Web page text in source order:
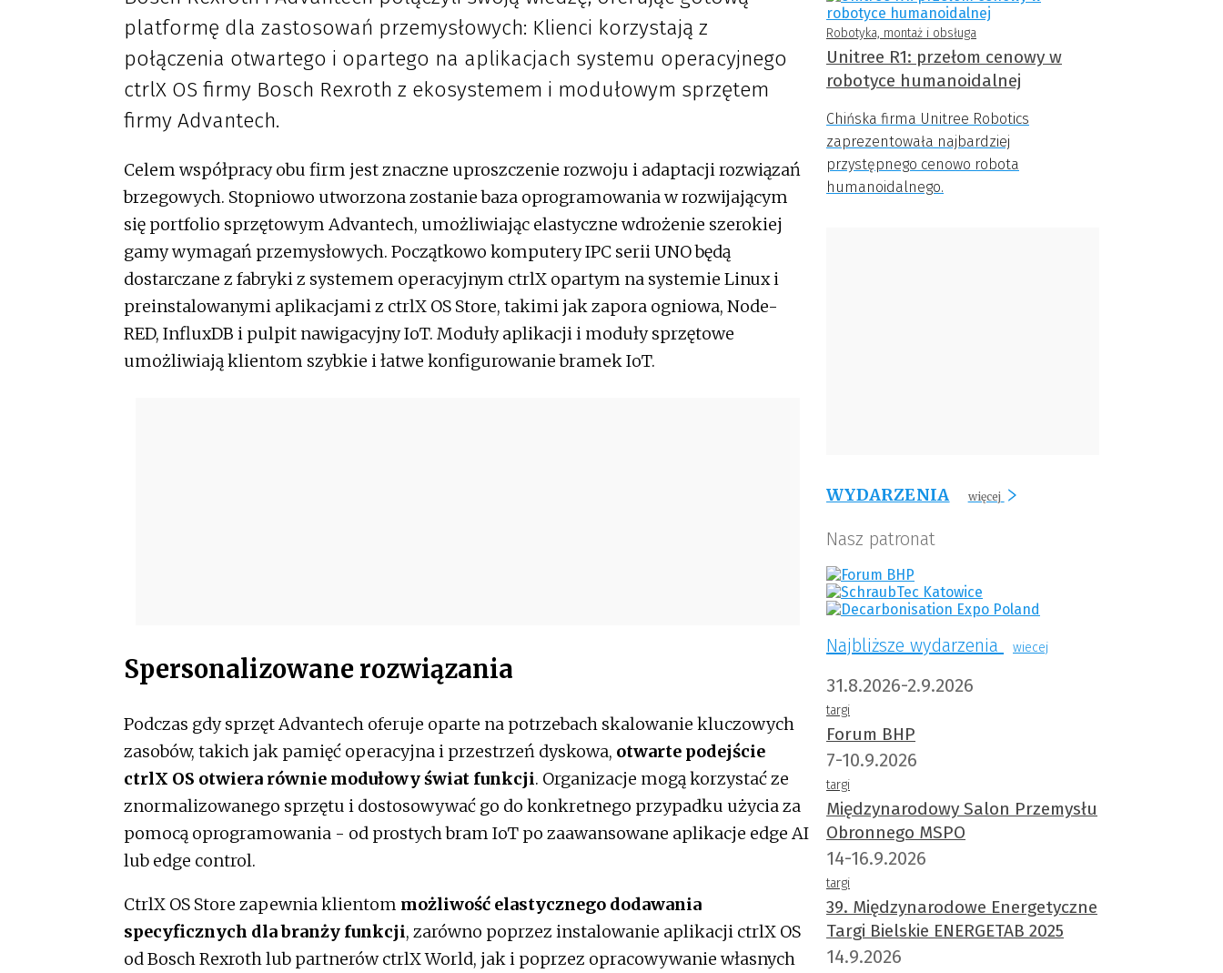
platformę dla zastosowań przemysłowych: Klienci korzystają z
połączenia otwartego i opartego na aplikacjach systemu operacyjnego
ctrlX OS firmy Bosch Rexroth z ekosystemem i modułowym sprzętem
firmy Advantech.
Celem współpracy obu firm jest znaczne uproszczenie rozwoju i adaptacji rozwiązań
brzegowych. Stopniowo utworzona zostanie baza oprogramowania w rozwijającym
się portfolio sprzętowym Advantech, umożliwiając elastyczne wdrożenie szerokiej
gamy wymagań przemysłowych. Początkowo komputery IPC serii UNO będą
dostarczane z fabryki z systemem operacyjnym ctrlX opartym na systemie Linux i
preinstalowanymi aplikacjami z ctrlX OS Store, takimi jak zapora ogniowa, Node-
RED, InfluxDB i pulpit nawigacyjny IoT. Moduły aplikacji i moduły sprzętowe
umożliwiają klientom szybkie i łatwe konfigurowanie bramek IoT.
Spersonalizowane rozwiązania
Podczas gdy sprzęt Advantech oferuje oparte na potrzebach skalowanie kluczowych
zasobów, takich jak pamięć operacyjna i przestrzeń dyskowa, otwarte podejście
ctrlX OS otwiera równie modułowy świat funkcji. Organizacje mogą korzystać ze
znormalizowanego sprzętu i dostosowywać go do konkretnego przypadku użycia za
pomocą oprogramowania - od prostych bram IoT po zaawansowane aplikacje edge AI
lub edge control.
CtrlX OS Store zapewnia klientom możliwość elastycznego dodawania
specyficznych dla branży funkcji, zarówno poprzez instalowanie aplikacji ctrlX OS
od Bosch Rexroth lub partnerów ctrlX World, jak i poprzez opracowywanie własnych
Robotyka, montaż i obsługa
Unitree R1: przełom cenowy w
robotyce humanoidalnej
Chińska firma Unitree Robotics
zaprezentowała najbardziej
przystępnego cenowo robota
humanoidalnego.
WYDARZENIA więcej
Nasz patronat
Najbliższe wydarzenia wiecej
31.8.2026-2.9.2026
targi
Forum BHP
7-10.9.2026
targi
Międzynarodowy Salon Przemysłu
Obronnego MSPO
14-16.9.2026
targi
39. Międzynarodowe Energetyczne
Targi Bielskie ENERGETAB 2025
14.9.2026